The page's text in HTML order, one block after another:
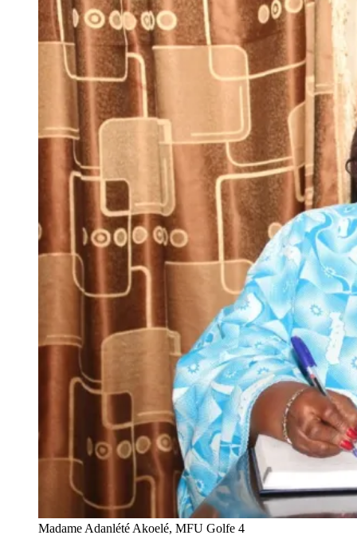
Madame Adanlété Akoelé, MFU Golfe 4